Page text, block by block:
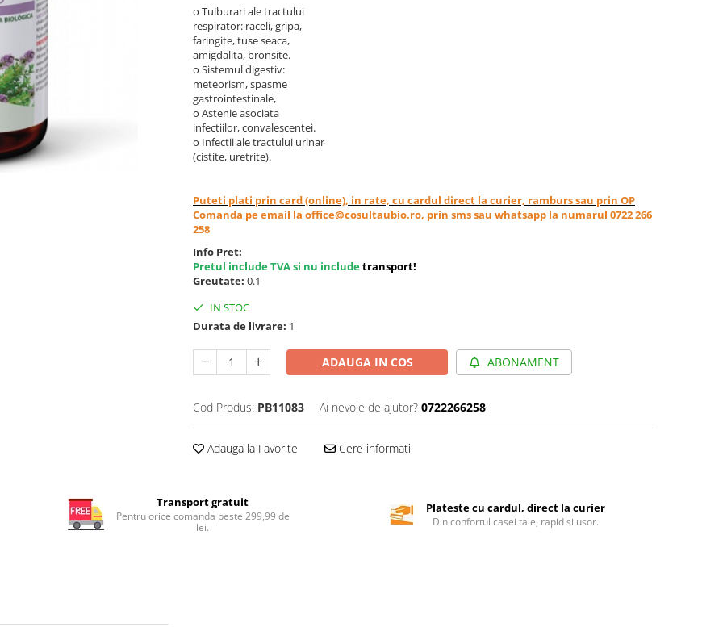
o Tulburari ale tractului
respirator: raceli, gripa,
faringite, tuse seaca,
amigdalita, bronsite.
o Sistemul digestiv:
meteorism, spasme
gastrointestinale,
o Astenie asociata
infectiilor, convalescentei.
o Infectii ale tractului urinar
(cistite, uretrite).
Puteti plati prin card (online), in rate, cu cardul direct la curier, ramburs sau prin OP
Comanda pe email la office@cosultaubio.ro, prin sms sau whatsapp la numarul 0722 266
258
Info Pret:
Pretul include TVA si nu includetransport!
Greutate: 0.1
IN STOC
Durata de livrare: 1
ADAUGA IN COS ABONAMENT
Cod Produs: PB11083 Ai nevoie de ajutor? 0722266258
Adauga la Favorite Cere informatii
Transport gratuit
Pentru orice comanda peste 299,99 de
lei.
Plateste cu cardul, direct la curier
Din confortul casei tale, rapid si usor.